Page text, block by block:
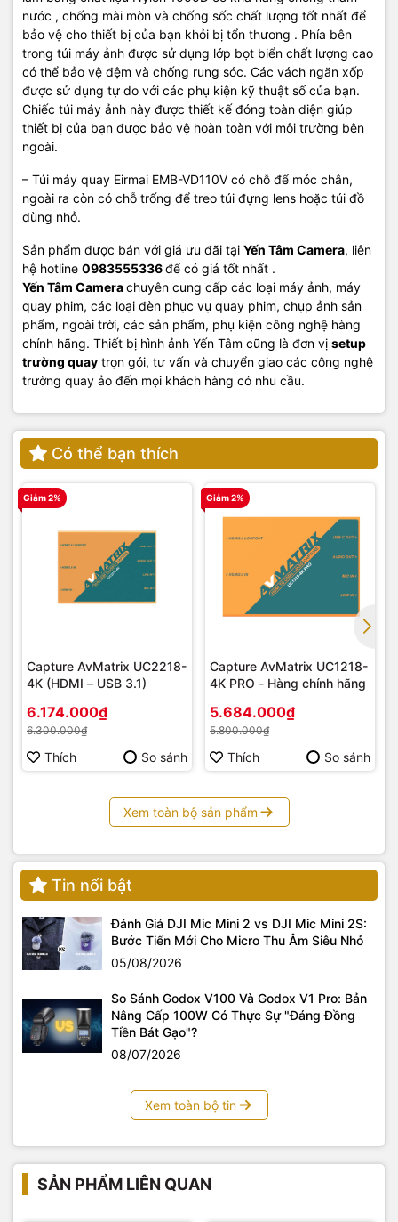
nước , chống mài mòn và chống sốc chất lượng tốt nhất để
bảo vệ cho thiết bị của bạn khỏi bị tổn thương . Phía bên
trong túi máy ảnh được sử dụng lớp bọt biển chất lượng cao
có thể bảo vệ đệm và chống rung sóc. Các vách ngăn xốp
được sử dụng tự do với các phụ kiện kỹ thuật số của bạn.
Chiếc túi máy ảnh này được thiết kế đóng toàn diện giúp
thiết bị của bạn được bảo vệ hoàn toàn với môi trường bên
ngoài.
– Túi máy quay Eirmai EMB-VD110V có chỗ để móc chân,
ngoài ra còn có chỗ trống để treo túi đựng lens hoặc túi đồ
dùng nhỏ.
Sản phẩm được bán với giá ưu đãi tại Yến Tâm Camera, liên
hệ hotline 0983555336để có giá tốt nhất .
Yến Tâm Camerachuyên cung cấp các loại máy ảnh, máy
quay phim, các loại đèn phục vụ quay phim, chụp ảnh sản
phẩm, ngoài trời, các sản phẩm, phụ kiện công nghệ hàng
chính hãng. Thiết bị hình ảnh Yến Tâm cũng là đơn vị setup
trường quay trọn gói, tư vấn và chuyển giao các công nghệ
trường quay ảo đến mọi khách hàng có nhu cầu.
Có thể bạn thích
Giảm 2%
Capture AvMatrix UC2218-
4K (HDMI – USB 3.1)
6.174.000₫
6.300.000₫
Thích So sánh
Giảm 2%
Capture AvMatrix UC1218-
4K PRO - Hàng chính hãng
5.684.000₫
5.800.000₫
Thích So sánh
Xem toàn bộ sản phẩm
Tin nổi bật
Đánh Giá DJI Mic Mini 2 vs DJI Mic Mini 2S:
Bước Tiến Mới Cho Micro Thu Âm Siêu Nhỏ
05/08/2026
So Sánh Godox V100 Và Godox V1 Pro: Bản
Nâng Cấp 100W Có Thực Sự "Đáng Đồng
Tiền Bát Gạo"?
08/07/2026
Xem toàn bộ tin
SẢN PHẨM LIÊN QUAN